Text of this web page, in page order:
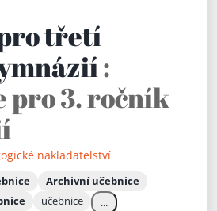
třetí
:
pro 3. ročník
nakladatelství
Archivní učebnice
učebnice ...